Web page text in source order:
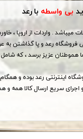
بی واسطه با رعد
میباشد . واردات از اروپا ،
رعد و پا گذاشتن به
عزیز برسد ، که شامل
اینترنتی رعد بوده و
سریع ارسال کالا همه و